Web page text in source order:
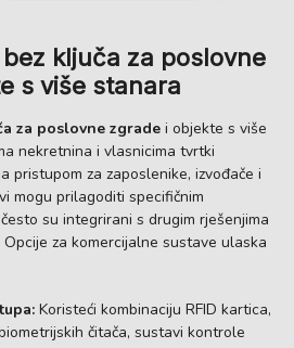
ključa za poslovne
s više stanara
za poslovne zgrade i objekte s više
nekretnina i vlasnicima tvrtki
pristupom za zaposlenike, izvođače i
mogu prilagoditi specifičnim
su integrirani s drugim rješenjima
za komercijalne sustave ulaska
Koristeći kombinaciju RFID kartica,
čitača, sustavi kontrole